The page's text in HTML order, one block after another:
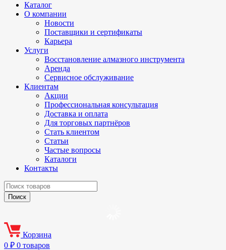
Каталог
О компании
Новости
Поставщики и сертификаты
Карьера
Услуги
Восстановление алмазного инструмента
Аренда
Сервисное обслуживание
Клиентам
Акции
Профессиональная консультация
Доставка и оплата
Для торговых партнёров
Стать клиентом
Статьи
Частые вопросы
Каталоги
Контакты
Корзина
0 ₽ 0 товаров